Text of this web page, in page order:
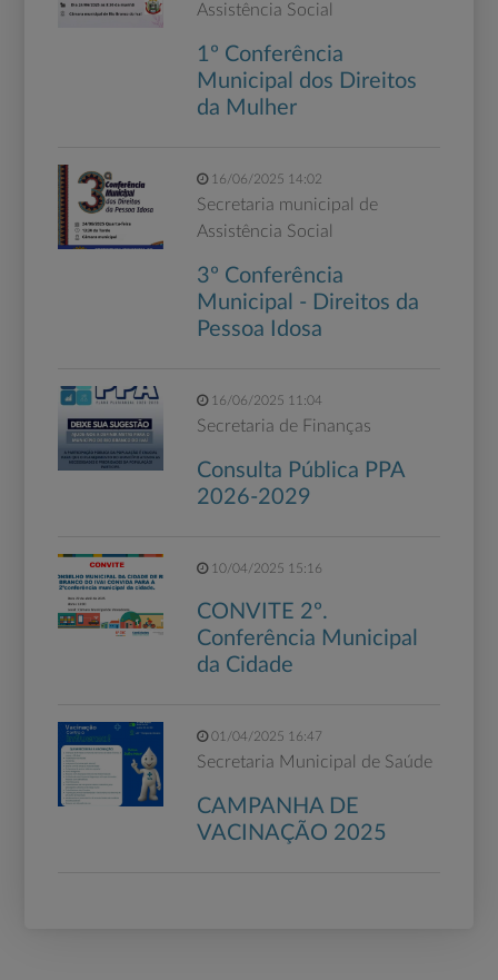
Assistência Social
1º Conferência
Municipal dos Direitos
da Mulher
16/06/2025 14:02
Secretaria municipal de
Assistência Social
3º Conferência
Municipal - Direitos da
Pessoa Idosa
16/06/2025 11:04
Secretaria de Finanças
Consulta Pública PPA
2026-2029
10/04/2025 15:16
CONVITE 2º.
Conferência Municipal
da Cidade
01/04/2025 16:47
Secretaria Municipal de Saúde
CAMPANHA DE
VACINAÇÃO 2025